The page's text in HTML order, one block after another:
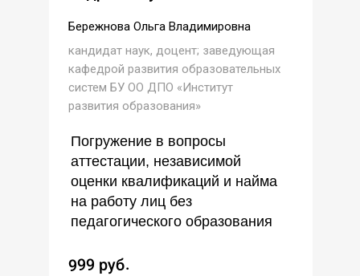
999 руб.
Погружение в вопросы
аттестации, независимой
оценки квалификаций и найма
на работу лиц без
педагогического образования
кандидат наук, доцент; заведующая
кафедрой развития образовательных
систем БУ ОО ДПО «Институт
развития образования»
Бережнова Ольга Владимировна